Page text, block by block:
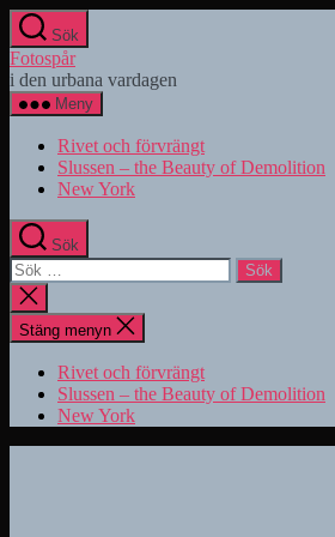
Hoppa
till
innehåll
Sök
Fotospår
i den urbana vardagen
Meny
Rivet och förvrängt
Slussen – the Beauty of Demolition
New York
Sök
Sök
efter:
Stäng
sökningen
Stäng menyn
Rivet och förvrängt
Slussen – the Beauty of Demolition
New York